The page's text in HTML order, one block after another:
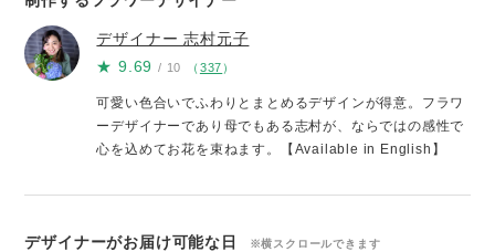
デザイナー志村元子
★ 9.69 / 10 （ 337 ）
可愛い色合いでふわりとまとめるデザインが得意。フラワ
ーデザイナーであり母でもある志村が、ならではの感性で
心を込めてお花を束ねます。【Available in English】
デザイナーがお届け可能な日 ※横スクロールできます